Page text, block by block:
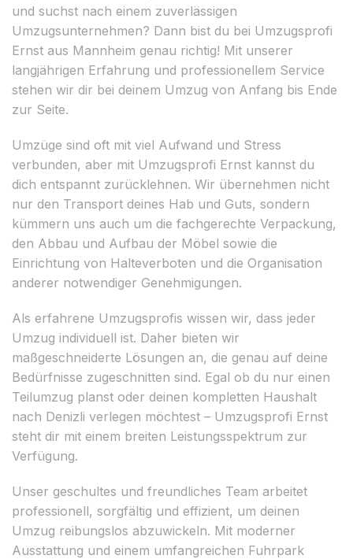
und suchst nach einem zuverlässigen
Umzugsunternehmen? Dann bist du bei Umzugsprofi
Ernst aus Mannheim genau richtig! Mit unserer
langjährigen Erfahrung und professionellem Service
stehen wir dir bei deinem Umzug von Anfang bis Ende
zur Seite.
Umzüge sind oft mit viel Aufwand und Stress
verbunden, aber mit Umzugsprofi Ernst kannst du
dich entspannt zurücklehnen. Wir übernehmen nicht
nur den Transport deines Hab und Guts, sondern
kümmern uns auch um die fachgerechte Verpackung,
den Abbau und Aufbau der Möbel sowie die
Einrichtung von Halteverboten und die Organisation
anderer notwendiger Genehmigungen.
Als erfahrene Umzugsprofis wissen wir, dass jeder
Umzug individuell ist. Daher bieten wir
maßgeschneiderte Lösungen an, die genau auf deine
Bedürfnisse zugeschnitten sind. Egal ob du nur einen
Teilumzug planst oder deinen kompletten Haushalt
nach Denizli verlegen möchtest – Umzugsprofi Ernst
steht dir mit einem breiten Leistungsspektrum zur
Verfügung.
Unser geschultes und freundliches Team arbeitet
professionell, sorgfältig und effizient, um deinen
Umzug reibungslos abzuwickeln. Mit moderner
Ausstattung und einem umfangreichen Fuhrpark